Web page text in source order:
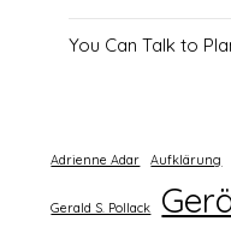
You Can Talk to
Adrienne Adar Aufklärung
Gerald S. Pollack